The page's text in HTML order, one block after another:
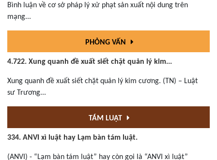
Bình luận về cơ sở pháp lý xử phạt sản xuất nội dung trên
mạng...
PHỎNG VẤN
4.722. Xung quanh đề xuất siết chặt quản lý kim...
Xung quanh đề xuất siết chặt quản lý kim cương. (TN) – Luật
sư Trương...
TÁM LUẬT
334. ANVI xì luật hay Lạm bàn tám luật.
(ANVI) - “Lạm bàn tám luật” hay còn gọi là “ANVI xì luật”